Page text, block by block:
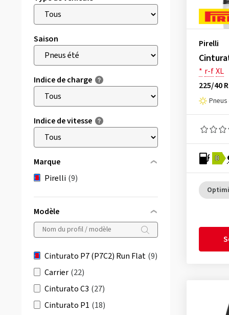
Saison
Indice de charge
Indice de vitesse
Marque
Pirelli (9)
Modèle
Cinturato P7 (P7C2) Run Flat (9)
Carrier (22)
Cinturato C3 (27)
Cinturato P1 (18)
Pirelli
* r-fXL
225/40
B